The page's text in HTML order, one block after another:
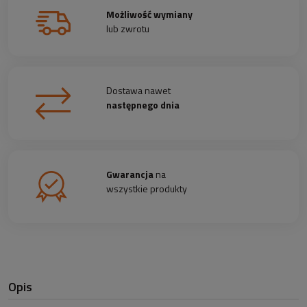
Możliwość wymiany
lub zwrotu
Dostawa nawet
następnego dnia
Gwarancjana
wszystkie produkty
Opis